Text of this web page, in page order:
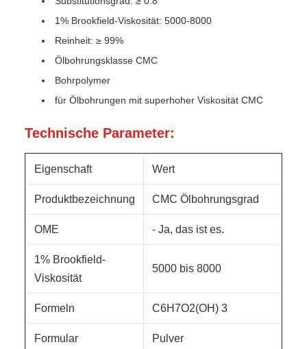
1% Brookfield-Viskosität: 5000-8000
Reinheit: ≥ 99%
Ölbohrungsklasse CMC
Bohrpolymer
für Ölbohrungen mit superhoher Viskosität CMC
Technische Parameter:
Eigenschaft Wert
Produktbezeichnung CMC Ölbohrungsgrad
OME - Ja, das ist es.
1% Brookfield-
Viskosität
5000 bis 8000
Formeln C6H7O2(OH) 3
Formular Pulver